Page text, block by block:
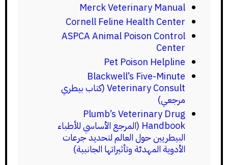
Merck Veterinary Manual
Cornell Feline Health Center
ASPCA Animal Poison Control
Center
Pet Poison Helpline
Blackwell’s Five-Minute
Veterinary Consult (كتاب بيطري
مرجعي)
Plumb’s Veterinary Drug
Handbook (المرجع الأساسي للأطباء
البيطريين حول العالم لتحديد جرعات
الأدوية المهدئة وتأثيراتها الجانبية)